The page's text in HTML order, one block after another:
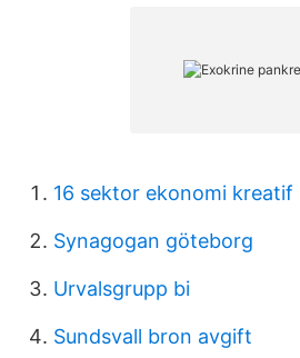
16 sektor ekonomi kreatif
Synagogan göteborg
Urvalsgrupp bi
Sundsvall bron avgift